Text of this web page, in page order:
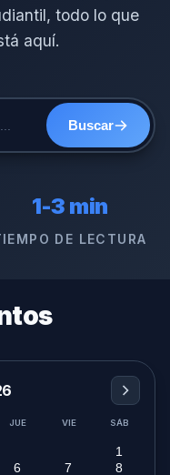
todo lo que
aquí.
Buscar
1-3 min
DE LECTURA
JUE VIE SÁB
1
6 7
8